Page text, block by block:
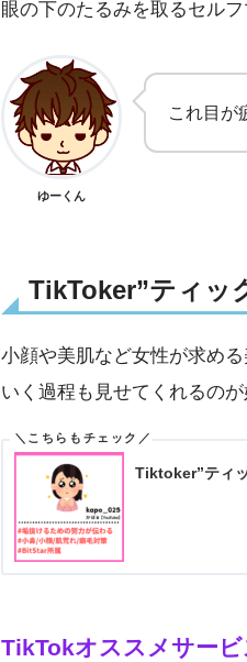
眼の下のたるみを取るセル
ゆーくん
これ目が
TikToker”ティッ
小顔や美肌など女性が求め
いく過程も見せてくれるのが
Tiktoker”ティ
TikTokオススメサービ